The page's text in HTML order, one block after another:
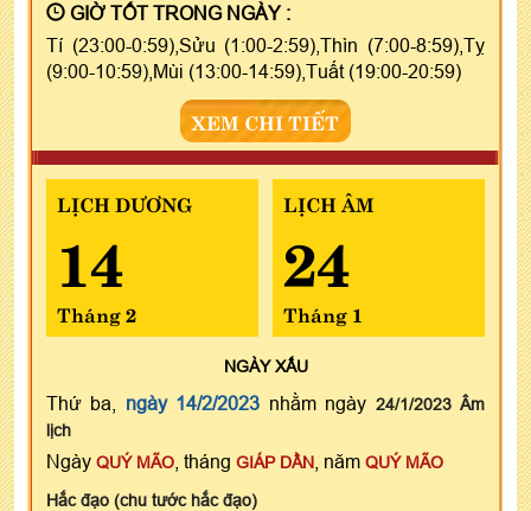
GIỜ TỐT TRONG NGÀY :
Tí (23:00-0:59),Sửu (1:00-2:59),Thìn (7:00-8:59),Tỵ
(9:00-10:59),Mùi (13:00-14:59),Tuất (19:00-20:59)
XEM CHI TIẾT
LỊCH DƯƠNG
14
Tháng 2
LỊCH ÂM
24
Tháng 1
NGÀYXẤU
Thứ ba, ngày 14/2/2023 nhằm ngày 24/1/2023 Âm
lịch
Ngày QUÝ MÃO , tháng GIÁP DẦN , năm QUÝ MÃO
Hắc đạo (chu tước hắc đạo)